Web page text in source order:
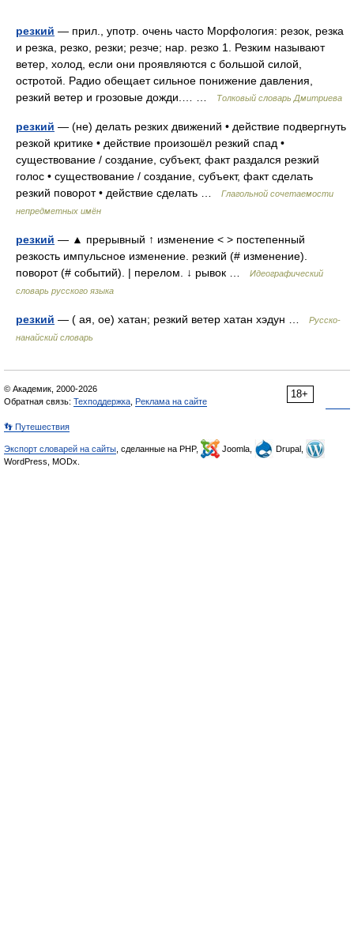
резкий — прил., употр. очень часто Морфология: резок, резка
и резка, резко, резки; резче; нар. резко 1. Резким называют
ветер, холод, если они проявляются с большой силой,
остротой. Радио обещает сильное понижение давления,
резкий ветер и грозовые дожди.… …
Толковый словарь Дмитриева
резкий — (не) делать резких движений • действие подвергнуть
резкой критике • действие произошёл резкий спад •
существование / создание, субъект, факт раздался резкий
голос • существование / создание, субъект, факт сделать
резкий поворот • действие сделать …
Глагольной сочетаемости
непредметных имён
резкий — ▲ прерывный ↑ изменение < > постепенный
резкость импульсное изменение. резкий (# изменение).
поворот (# событий). | перелом. ↓ рывок …
Идеографический
словарь русского языка
резкий — ( ая, ое) хатан; резкий ветер хатан хэдун …
Русско-
нанайский словарь
18+
© Академик, 2000-2026
Обратная связь: Техподдержка Реклама на сайте
👣 Путешествия
Экспорт словарей на сайты , сделанные на PHP, Joomla,
Drupal,
WordPress, MODx.